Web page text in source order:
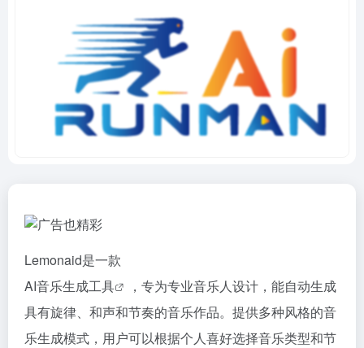
Lemonaid是一款
AI音乐生成工具
，专为专业音乐人设计，能自动生成
具有旋律、和声和节奏的音乐作品。提供多种风格的音
乐生成模式，用户可以根据个人喜好选择音乐类型和节